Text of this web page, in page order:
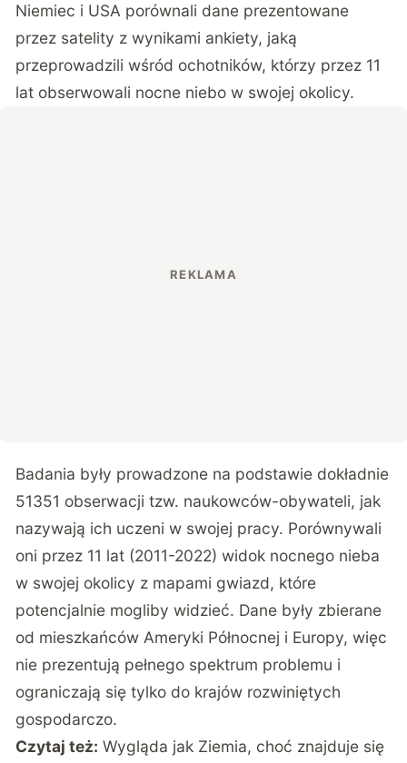
Niemiec i USA porównali dane prezentowane
przez satelity z wynikami ankiety, jaką
przeprowadzili wśród ochotników, którzy przez 11
lat obserwowali nocne niebo w swojej okolicy.
Badania były prowadzone na podstawie dokładnie
51351 obserwacji tzw. naukowców-obywateli, jak
nazywają ich uczeni w swojej pracy. Porównywali
oni przez 11 lat (2011-2022) widok nocnego nieba
w swojej okolicy z mapami gwiazd, które
potencjalnie mogliby widzieć. Dane były zbierane
od mieszkańców Ameryki Północnej i Europy, więc
nie prezentują pełnego spektrum problemu i
ograniczają się tylko do krajów rozwiniętych
gospodarczo.
Czytaj też: Wygląda jak Ziemia, choć znajduje się